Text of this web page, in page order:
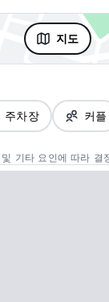
지도
주차장 커플
기타 요인에 따라 결